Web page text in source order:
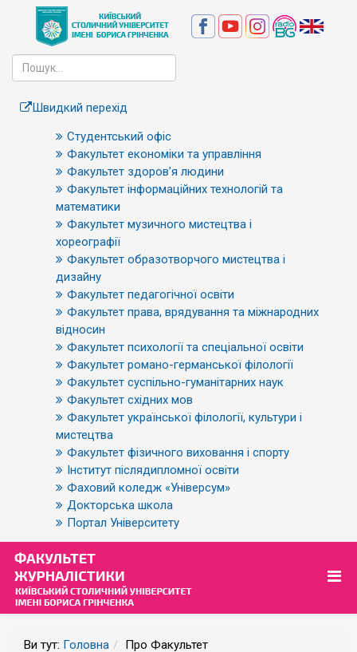
Швидкий перехід
Студентський офіс
Факультет економіки та управління
Факультет здоров’я людини
Факультет інформаційних технологій та
математики
Факультет музичного мистецтва і
хореографії
Факультет образотворчого мистецтва і
дизайну
Факультет педагогічної освіти
Факультет права, врядування та міжнародних
відносин
Факультет психології та спеціальної освіти
Факультет романо-германської філології
Факультет суспільно-гуманітарних наук
Факультет східних мов
Факультет української філології, культури і
мистецтва
Факультет фізичного виховання і спорту
Інститут післядипломної освіти
Фаховий коледж «Універсум»
Докторська школа
Портал Університету
Ви тут: Головна
Про Факультет